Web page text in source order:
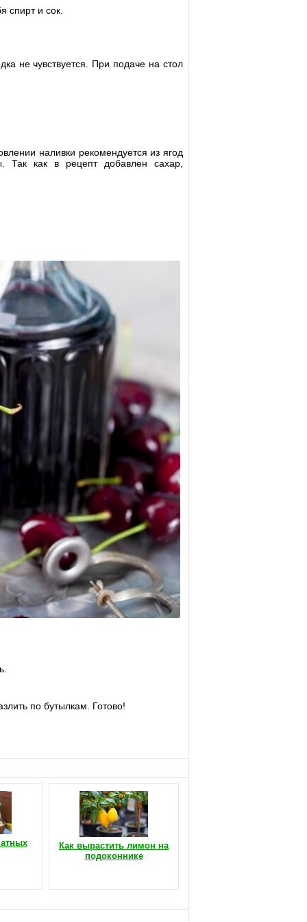
спирт и сок.
не чувствуется. При подаче на стол
наливки рекомендуется из ягод
Так как в рецепт добавлен сахар,
по бутылкам. Готово!
Как вырастить лимон на
подоконнике